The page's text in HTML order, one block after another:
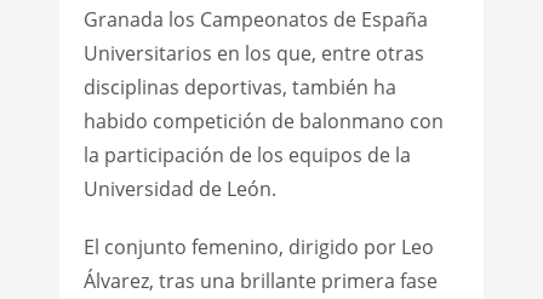
Granada los Campeonatos de España
Universitarios en los que, entre otras
disciplinas deportivas, también ha
habido competición de balonmano con
la participación de los equipos de la
Universidad de León.
El conjunto femenino, dirigido por Leo
Álvarez, tras una brillante primera fase